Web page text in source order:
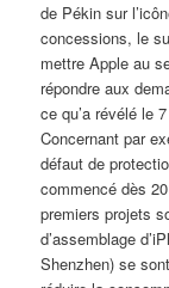
de Pékin sur
concessions, le
mettre Apple au
répondre aux
ce qu’a révélé le
Concernant par
défaut de
commencé dès
premiers projets
d’assemblage
Shenzhen) se